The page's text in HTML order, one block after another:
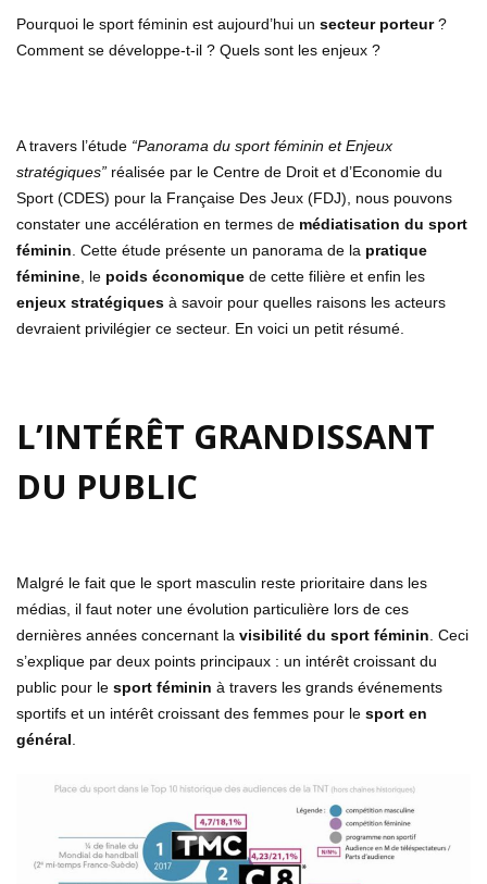
Pourquoi le sport féminin est aujourd’hui un secteur porteur?
Comment se développe-t-il ? Quels sont les enjeux ?
A travers l’étude “Panorama du sport féminin et Enjeux
stratégiques” réalisée par le Centre de Droit et d’Economie du
Sport (CDES) pour la Française Des Jeux (FDJ), nous pouvons
constater une accélération en termes de médiatisation du sport
féminin. Cette étude présente un panorama de la pratique
féminine, le poids économique de cette filière et enfin les
enjeux stratégiques à savoir pour quelles raisons les acteurs
devraient privilégier ce secteur. En voici un petit résumé.
L’INTÉRÊT GRANDISSANT
DU PUBLIC
Malgré le fait que le sport masculin reste prioritaire dans les
médias, il faut noter une évolution particulière lors de ces
dernières années concernant la visibilité du sport féminin. Ceci
s’explique par deux points principaux : un intérêt croissant du
public pour le sport féminin à travers les grands événements
sportifs et un intérêt croissant des femmes pour le sport en
général.